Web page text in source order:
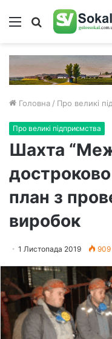
Меню Пошук
Головна / Про великі
Про великі підприємства
Шахта
план з
виробок
1 Листопада 2019 909